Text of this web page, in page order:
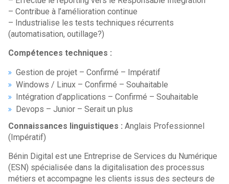
– Contribue à l’amélioration continue
– Industrialise les tests techniques récurrents
(automatisation, outillage?)
Compétences techniques :
Gestion de projet – Confirmé – Impératif
Windows / Linux – Confirmé – Souhaitable
Intégration d’applications – Confirmé – Souhaitable
Devops – Junior – Serait un plus
Connaissances linguistiques :Anglais Professionnel
(Impératif)
Bénin Digital est une Entreprise de Services du Numérique
(ESN) spécialisée dans la digitalisation des processus
métiers et accompagne les clients issus des secteurs de